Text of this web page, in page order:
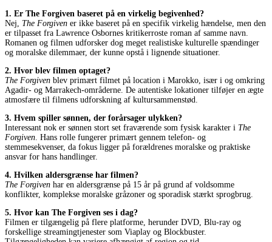
1. Er The Forgiven baseret på en virkelig begivenhed?
Nej, The Forgiven er ikke baseret på en specifik virkelig hændelse, men den
er tilpasset fra Lawrence Osbornes kritikerroste roman af samme navn.
Romanen og filmen udforsker dog meget realistiske kulturelle spændinger
og moralske dilemmaer, der kunne opstå i lignende situationer.
2. Hvor blev filmen optaget?
The Forgiven blev primært filmet på location i Marokko, især i og omkring
Agadir- og Marrakech-områderne. De autentiske lokationer tilføjer en ægte
atmosfære til filmens udforskning af kultursammenstød.
3. Hvem spiller sønnen, der forårsager ulykken?
Interessant nok er sønnen stort set fraværende som fysisk karakter i The
Forgiven . Hans rolle fungerer primært gennem telefon- og
stemmesekvenser, da fokus ligger på forældrenes moralske og praktiske
ansvar for hans handlinger.
4. Hvilken aldersgrænse har filmen?
The Forgiven har en aldersgrænse på 15 år på grund af voldsomme
konflikter, komplekse moralske gråzoner og sporadisk stærkt sprogbrug.
5. Hvor kan The Forgiven ses i dag?
Filmen er tilgængelig på flere platforme, herunder DVD, Blu-ray og
forskellige streamingtjenester som Viaplay og Blockbuster.